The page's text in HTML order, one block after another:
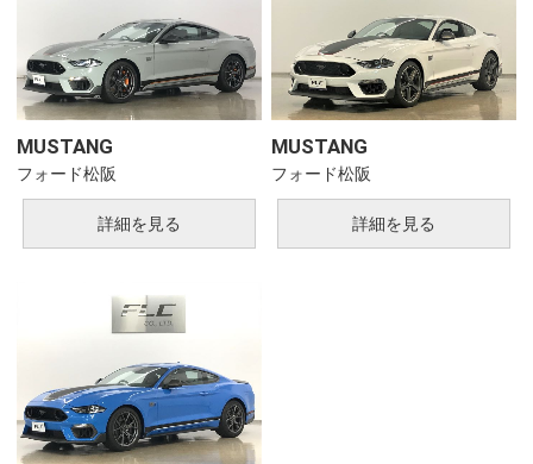
詳細を見る
MUSTANG
フォード松阪
詳細を見る
詳細を見る
MUSTANG
フォード松阪
詳細を見る